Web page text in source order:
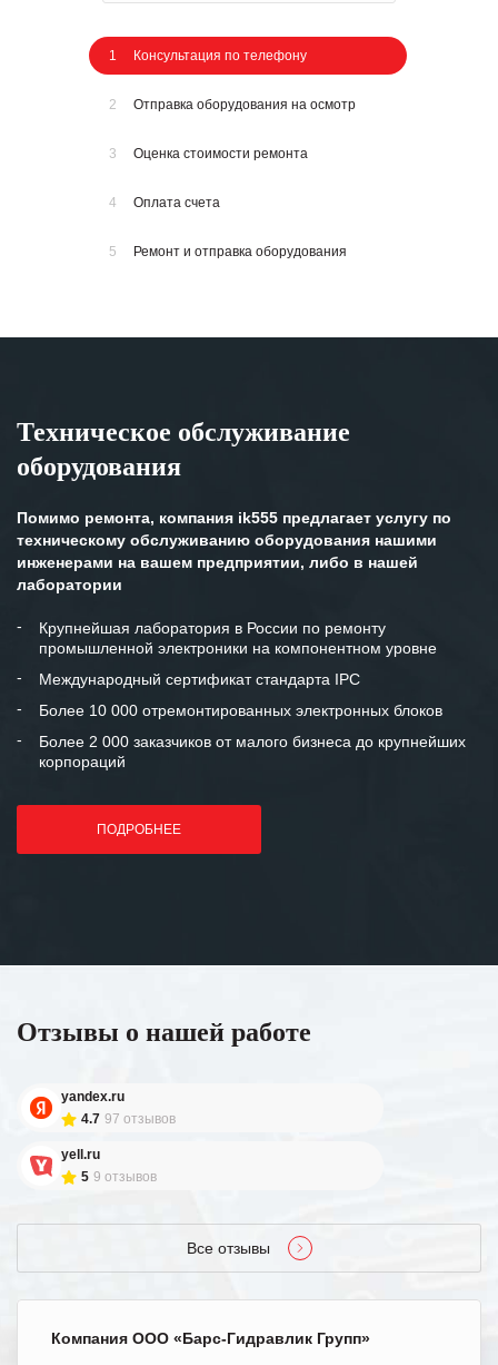
1 Консультация по телефону
2 Отправка оборудования на осмотр
3 Оценка стоимости ремонта
4 Оплата счета
5 Ремонт и отправка оборудования
Техническое обслуживание
оборудования
Помимо ремонта, компания ik555 предлагает услугу по
техническому обслуживанию оборудования нашими
инженерами на вашем предприятии, либо в нашей
лаборатории
Крупнейшая лаборатория в России по ремонту
промышленной электроники на компонентном уровне
Международный сертификат стандарта IPC
Более 10 000 отремонтированных электронных блоков
Более 2 000 заказчиков от малого бизнеса до крупнейших
корпораций
ПОДРОБНЕЕ
Отзывы о нашей работе
yandex.ru
4.7 97 отзывов
yell.ru
5 9 отзывов
Все отзывы
Компания ООО «Барс-Гидравлик Групп»